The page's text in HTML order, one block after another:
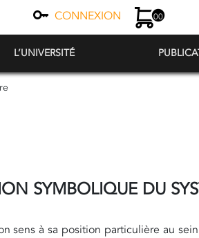
CONNEXION 00
L’UNIVERSITÉ
SYMBOLIQUE DU
sens à sa position particulière au